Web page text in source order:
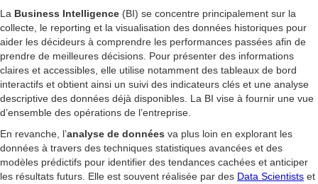
La Business Intelligence (BI) se concentre principalement sur la
collecte, le reporting et la visualisation des données historiques pour
aider les décideurs à comprendre les performances passées afin de
prendre de meilleures décisions. Pour présenter des informations
claires et accessibles, elle utilise notamment des tableaux de bord
interactifs et obtient ainsi un suivi des indicateurs clés et une analyse
descriptive des données déjà disponibles. La BI vise à fournir une vue
d’ensemble des opérations de l’entreprise.
En revanche, l’analyse de données va plus loin en explorant les
données à travers des techniques statistiques avancées et des
modèles prédictifs pour identifier des tendances cachées et anticiper
les résultats futurs. Elle est souvent réalisée par des Data Scientists et